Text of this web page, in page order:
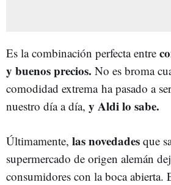
Es la combinación perfecta entre
y buenos precios. No es broma
comodidad extrema ha pasado a
nuestro día a día, y Aldi lo sabe.
Últimamente, las novedades que
supermercado de origen alemán
consumidores con la boca abierta.